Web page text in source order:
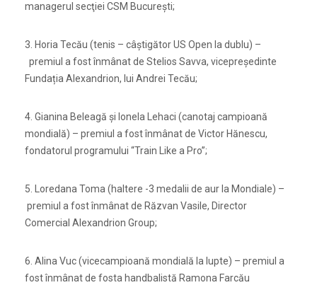
managerul secţiei CSM Bucureşti;
3. Horia Tecău (tenis – câștigător US Open la dublu) –
premiul a fost înmânat de Stelios Savva, vicepreședinte
Fundația Alexandrion, lui Andrei Tecău;
4. Gianina Beleagă și Ionela Lehaci (canotaj campioană
mondială) – premiul a fost înmânat de Victor Hănescu,
fondatorul programului “Train Like a Pro”;
5. Loredana Toma (haltere -3 medalii de aur la Mondiale) –
premiul a fost înmânat de Răzvan Vasile, Director
Comercial Alexandrion Group;
6. Alina Vuc (vicecampioană mondială la lupte) – premiul a
fost înmânat de fosta handbalistă Ramona Farcău